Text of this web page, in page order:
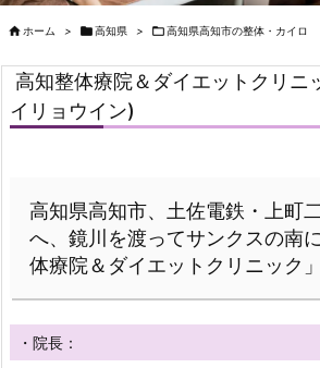
 ホーム > 高知県 > 高知県高知市の整体・カイロ
高知整体療院＆ダイエットクリニ
イリョウイン)
高知県高知市、土佐電鉄・上町
へ、鏡川を渡ってサンクスの南
体療院＆ダイエットクリニック」
・院長：